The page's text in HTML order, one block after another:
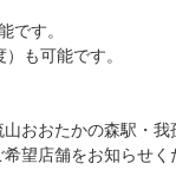
です。
も可能です。
おおたかの森駅・我
望店舗をお知らせく